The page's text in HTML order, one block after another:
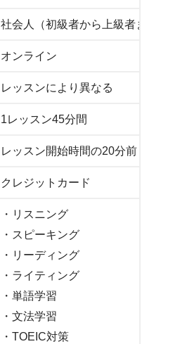
社会人（初級者から上級者まで幅
オンライン
レッスンにより異なる
1レッスン45分間
レッスン開始時間の20分前まで
クレジットカード
・リスニング
・スピーキング
・リーディング
・ライティング
・単語学習
・文法学習
・TOEIC対策